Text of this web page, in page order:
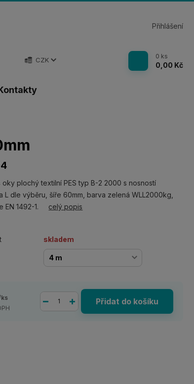
CZK
Přihlášení
0 ks
0,00 Kč
oky plochý textilní PES typ B-2 2000 s nosností
L dle výběru, šíře 60mm, barva zelená WLL2000kg,
EN 1492-1. celý popis
skladem
ks
Přidat do košíku